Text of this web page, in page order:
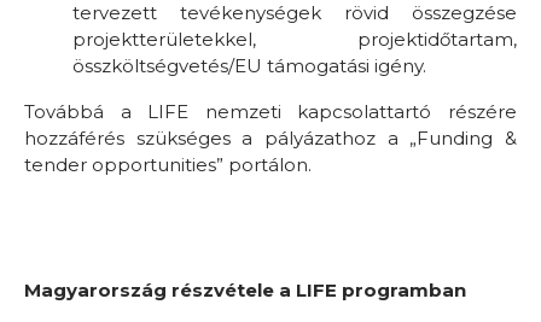
tervezett tevékenységek rövid összegzése
projektterületekkel, projektidőtartam,
összköltségvetés/EU támogatási igény.
Továbbá a LIFE nemzeti kapcsolattartó részére
hozzáférés szükséges a pályázathoz a „Funding &
tender opportunities” portálon.
Magyarország részvétele a LIFE programban